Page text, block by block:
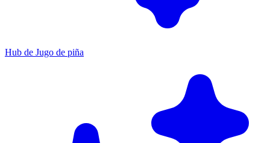
Hub de Jugo de piña